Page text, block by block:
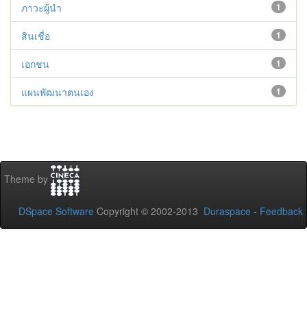
1
ภาวะผู้นำ
1
สินเชื่อ
1
เอกชน
1
แผนพัฒนาตนเอง
Theme by
DSpace Software Copyright © 2002-2013 Duraspace - Feedback